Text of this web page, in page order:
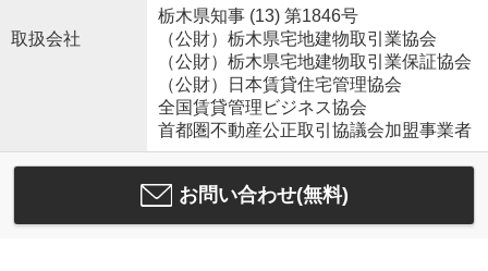
取扱会社
栃木県知事 (13) 第1846号
（公財）栃木県宅地建物取引業協会
（公財）栃木県宅地建物取引業保証協会
（公財）日本賃貸住宅管理協会
全国賃貸管理ビジネス協会
首都圏不動産公正取引協議会加盟事業者
お問い合わせ(無料)